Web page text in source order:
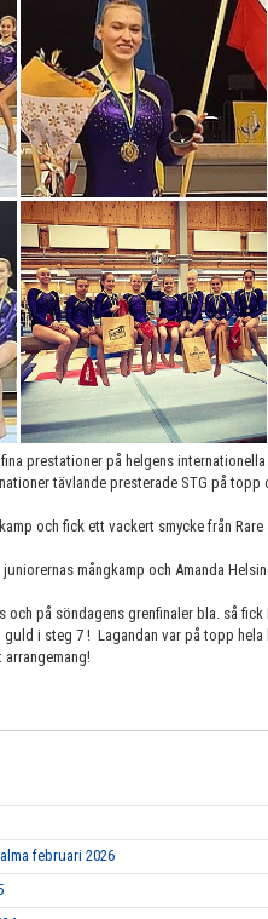
prestationer på helgens
tävlande presterade STG på
och fick ett vackert smycke från
mångkamp och Amanda
och på söndagens grenfinaler bla. så
guld i steg 7 ! Lagandan var på topp
februari 2026